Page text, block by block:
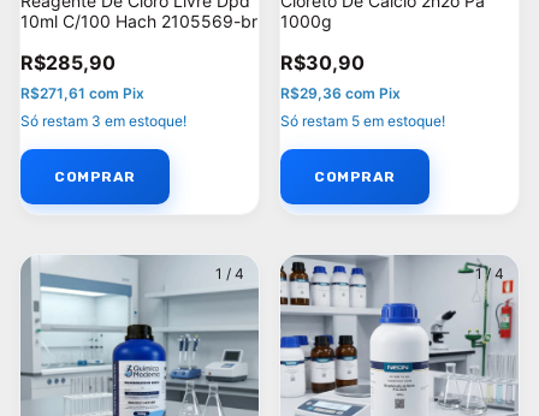
10ml C/100 Hach 2105569-br
R$285,90
R$271,61 com Pix
Só restam 3 em estoque!
1000g
R$30,90
R$29,36 com Pix
Só restam 5 em estoque!
1 / 4 1/ 4